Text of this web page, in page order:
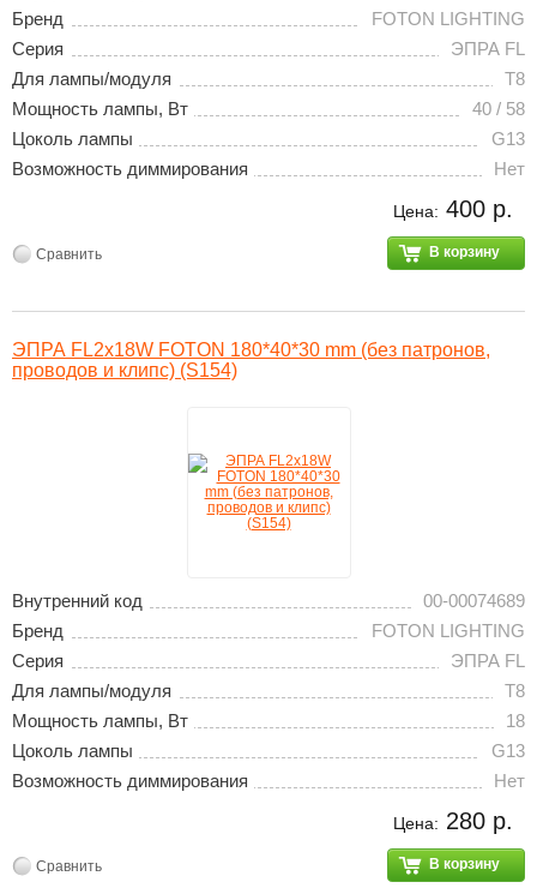
Бренд
FOTON LIGHTING
Серия
ЭПРА FL
Для лампы/модуля
T8
Мощность лампы, Вт
40 / 58
Цоколь лампы
G13
Возможность диммирования
Нет
Цена: 400 р.
В корзину
Сравнить
ЭПРА FL2х18W FOTON 180*40*30 mm (без патронов,
проводов и клипс) (S154)
Внутренний код
00-00074689
Бренд
FOTON LIGHTING
Серия
ЭПРА FL
Для лампы/модуля
T8
Мощность лампы, Вт
18
Цоколь лампы
G13
Возможность диммирования
Нет
Цена: 280 р.
В корзину
Сравнить